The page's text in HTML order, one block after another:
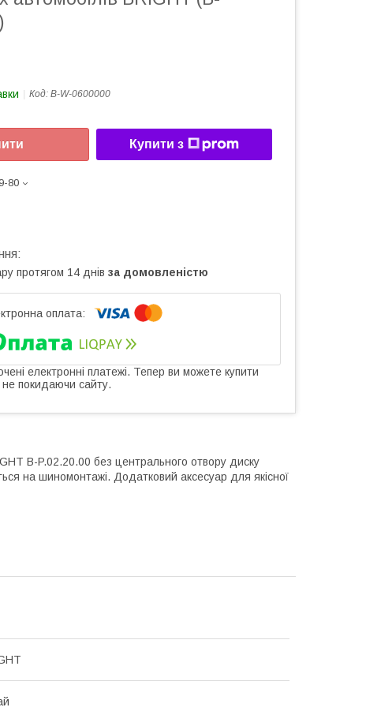
Код: B-W-0600000
Купити з
80
протягом 14 днів за домовленістю
електронні платежі. Тепер ви можете купити
покидаючи сайту.
B-P.02.20.00 без центрального отвору диску
на шиномонтажі. Додатковий аксесуар для якісної